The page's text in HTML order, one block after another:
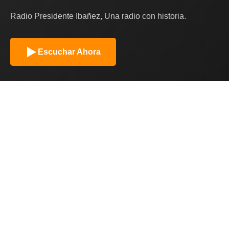
Radio Presidente Ibañez, Una radio con historia.
Escuchar Ahora